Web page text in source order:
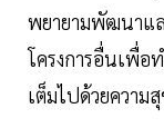
พยายามพัฒนาแล
โครงการอื่นเพื่อ
เต็มไปด้วยความ